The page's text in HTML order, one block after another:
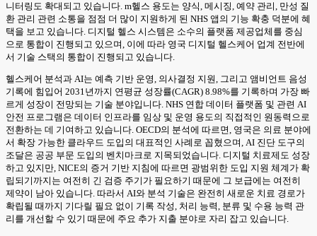
니터링도 확대되고 있습니다. m헬스 용도는 양식, 메시징, 예약 관리, 만성 질
환 관리 관련 소통을 점점 더 많이 지원하게 된 NHS 앱의 기능 확충 덕분에 혜
택을 보고 있습니다. 디지털 헬스 시스템은 소수의 플랫폼 제공업체를 중심
으로 통합이 진행되고 있으며, 이에 따라 영국 디지털 헬스케어 업계 전반에
서 기술 스택의 통합이 진행되고 있습니다.
헬스케어 분석과 AI는 예측 기반 운영, 의사결정 지원, 그리고 앰비언트 음성
기록에 힘입어 2031년까지 연평균 성장률(CAGR) 8.98%를 기록하며 가장 빠
르게 성장이 전망되는 기술 분야입니다. NHS 연합 데이터 플랫폼 및 관련 AI
안전 프로그램은 데이터 인프라를 임상 및 운영 용도의 직접적인 원동력으로
전환하는 데 기여하고 있습니다. OECD의 분석에 따르면, 영국은 의료 분야에
서 확장 가능한 클라우드 도입의 대표적인 사례로 꼽혔으며, AI 진단 도구의
조달은 공공 부문 도입의 벤치마크로 지목되었습니다. 디지털 치료제도 성장
하고 있지만, NICE의 증거 기반 지침에 따르면 광범위한 도입 지원 체계가 확
립되기까지는 여전히 긴 검증 주기가 필요하기 때문에 그 보급에는 여전히
제약이 남아 있습니다. 따라서 AI와 분석 기술은 완전히 새로운 치료 경로가
확립될 때까지 기다릴 필요 없이 기록 작성, 처리 능력, 분류 및 수용 능력 관
리를 개선할 수 있기 때문에 주요 추가 지출 분야로 자리 잡고 있습니다.